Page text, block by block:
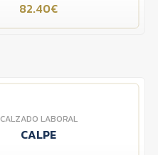
82.40€
CALZADO LABORAL
CALPE